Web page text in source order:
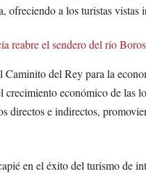
ofreciendo a los turistas
reabre el sendero del río
del Rey para la
crecimiento económico de las
directos e indirectos,
en el éxito del turismo de